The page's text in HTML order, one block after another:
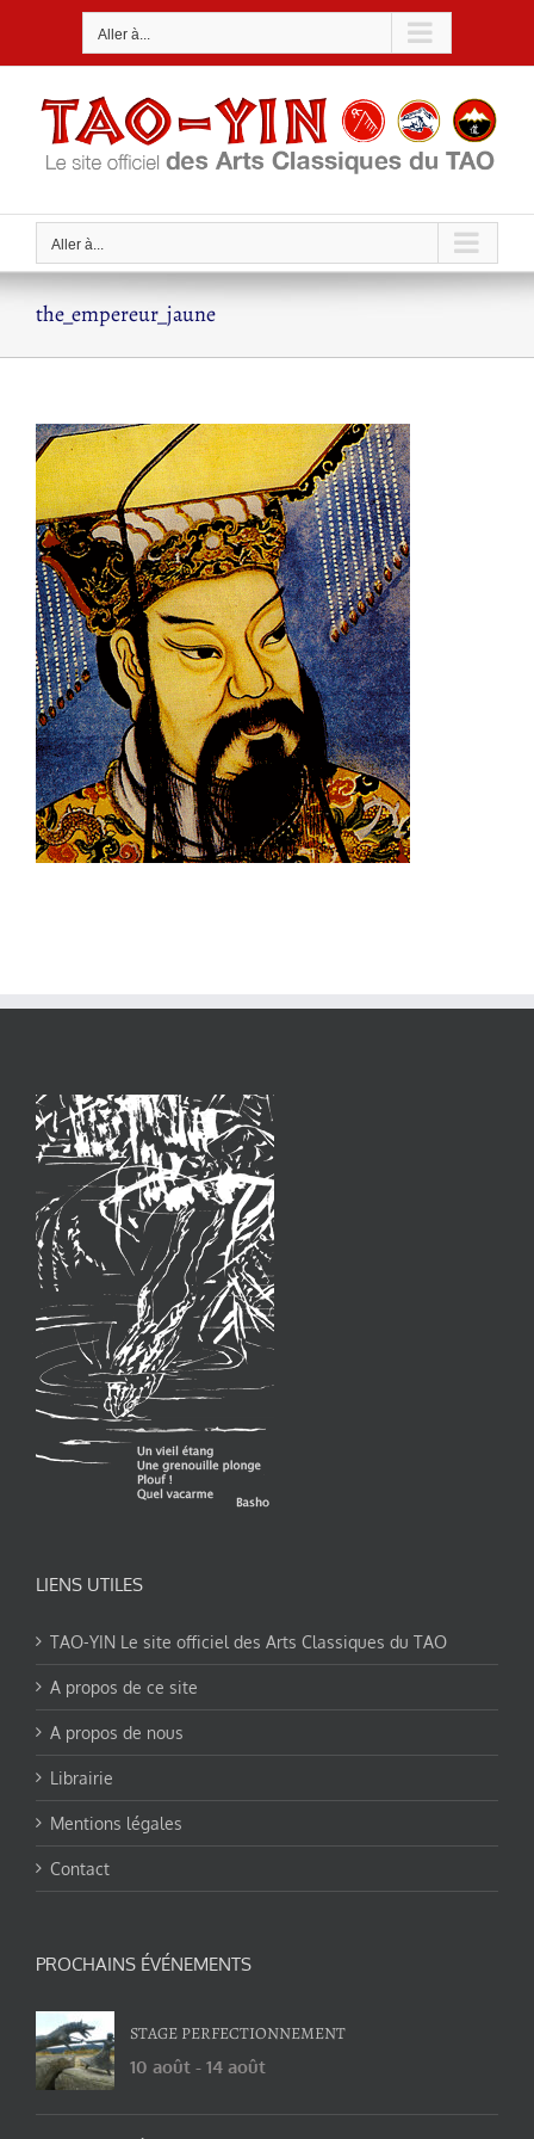
Aller à...
Aller à...
the_empereur_jaune
LIENS UTILES
TAO-YIN Le site officiel des Arts Classiques du TAO
A propos de ce site
A propos de nous
Librairie
Mentions légales
Contact
PROCHAINS ÉVÉNEMENTS
STAGE PERFECTIONNEMENT
10 août - 14 août